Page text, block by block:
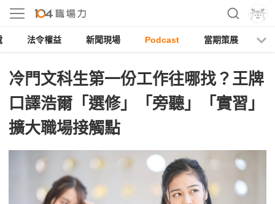
法令權益 新聞現場 Podcast 當期策展
冷門文科生第一份工作往哪找？王牌
口譯浩爾「選修」「旁聽」「實習」
擴大職場接觸點